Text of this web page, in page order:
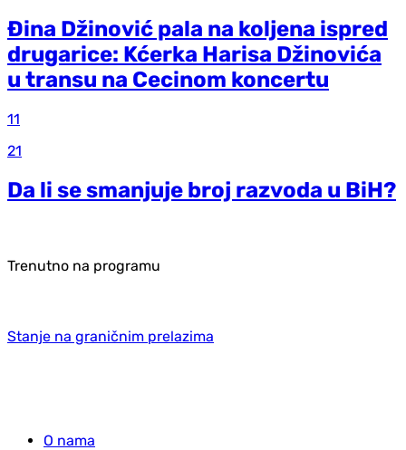
Đina Džinović pala na koljena ispred
drugarice: Kćerka Harisa Džinovića
u transu na Cecinom koncertu
11
21
Da li se smanjuje broj razvoda u BiH?
Trenutno na programu
Stanje na graničnim prelazima
O nama